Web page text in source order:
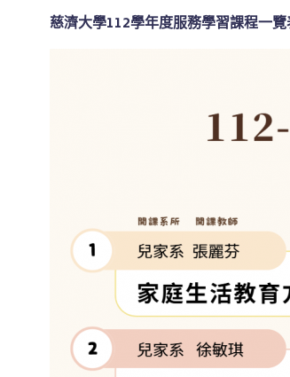
慈濟大學112學年度服務學習課程一